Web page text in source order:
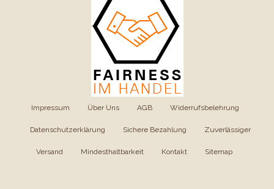
Impressum Über Uns AGB Widerrufsbelehrung
Datenschutzerklärung Sichere Bezahlung Zuverlässiger
Versand Mindesthaltbarkeit Kontakt Sitemap